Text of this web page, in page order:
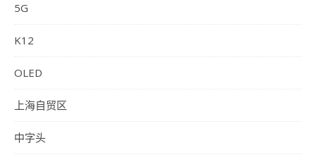
5G
K12
OLED
上海自贸区
中字头